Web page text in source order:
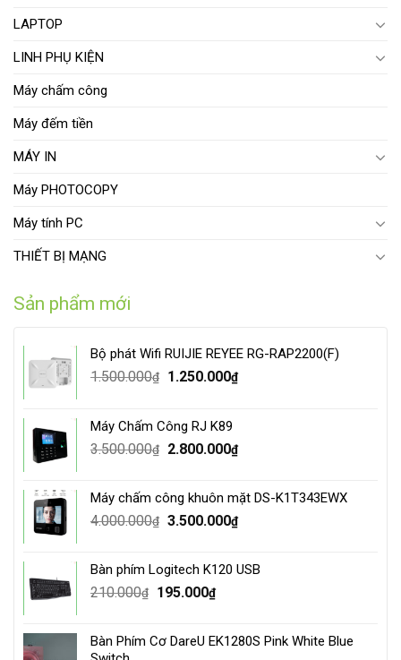
LAPTOP
LINH PHỤ KIỆN
Máy chấm công
Máy đếm tiền
MÁY IN
Máy PHOTOCOPY
Máy tính PC
THIẾT BỊ MẠNG
Sản phẩm mới
Bộ phát Wifi RUIJIE REYEE RG-RAP2200(F)
1.500.000₫
Original
1.500.000₫.
1.250.000₫Current
Máy Chấm Công RJ K89
3.500.000₫
Original
3.500.000₫.
2.800.000₫Current
2.800.000₫.
Máy chấm công khuôn mặt DS-K1T343EWX
4.000.000₫ Original
4.000.000₫.
3.500.000₫Current
3.500.000₫.
Bàn phím Logitech K120 USB
210.000₫
Original
210.000₫.
195.000₫Current
195.000₫.
Bàn Phím Cơ DareU EK1280S Pink White Blue